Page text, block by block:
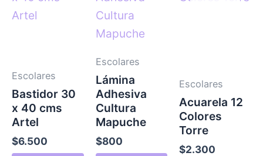
Escolares
Bastidor 30
x 40 cms
Artel
$6.500
Escolares
Lámina
Adhesiva
Cultura
Mapuche
$800
Escolares
Acuarela 12
Colores
Torre
$2.300